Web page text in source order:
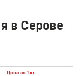
в Серове
Цена за 1 кг